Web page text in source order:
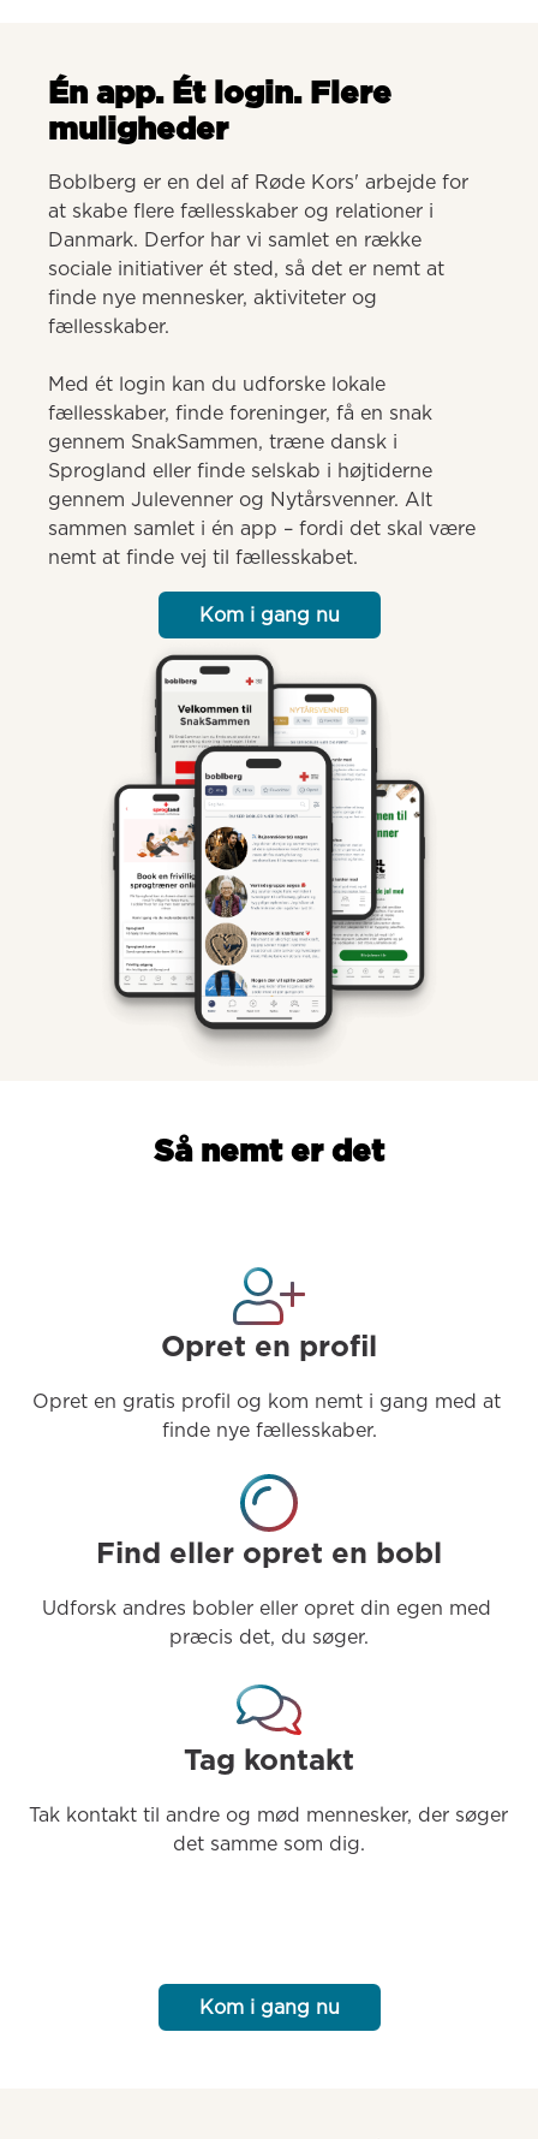
Én app. Ét login. Flere
muligheder
Boblberg er en del af Røde Kors' arbejde for
at skabe flere fællesskaber og relationer i
Danmark. Derfor har vi samlet en række
sociale initiativer ét sted, så det er nemt at
finde nye mennesker, aktiviteter og
fællesskaber.
Med ét login kan du udforske lokale
fællesskaber, finde foreninger, få en snak
gennem SnakSammen, træne dansk i
Sprogland eller finde selskab i højtiderne
gennem Julevenner og Nytårsvenner. Alt
sammen samlet i én app – fordi det skal være
nemt at finde vej til fællesskabet.
Kom i gang nu
Så nemt er det
Opret en profil
Opret en gratis profil og kom nemt i gang med at
finde nye fællesskaber.
Find eller opret en bobl
Udforsk andres bobler eller opret din egen med
præcis det, du søger.
Tag kontakt
Tak kontakt til andre og mød mennesker, der søger
det samme som dig.
Kom i gang nu